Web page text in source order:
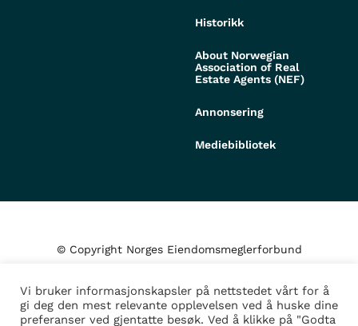
Historikk
About Norwegian
Association of Real
Estate Agents (NEF)
Annonsering
Mediebibliotek
© Copyright Norges Eiendomsmeglerforbund
Personvern og cookies
Vi bruker informasjonskapsler på nettstedet vårt for å
gi deg den mest relevante opplevelsen ved å huske dine
preferanser ved gjentatte besøk. Ved å klikke på "Godta